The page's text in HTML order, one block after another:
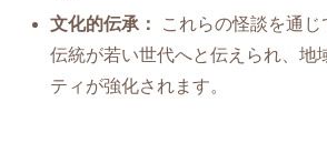
文化的伝承：
これらの怪談を通
伝統が若い世代へと伝えられ、地
ティが強化されます。